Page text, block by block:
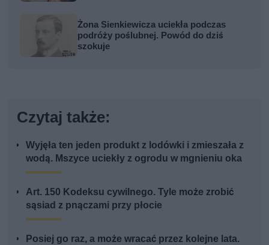
Żona Sienkiewicza uciekła podczas
podróży poślubnej. Powód do dziś
szokuje
Czytaj także:
Wyjęła ten jeden produkt z lodówki i zmieszała z
wodą. Mszyce uciekły z ogrodu w mgnieniu oka
Art. 150 Kodeksu cywilnego. Tyle może zrobić
sąsiad z pnączami przy płocie
Posiej go raz, a może wracać przez kolejne lata.